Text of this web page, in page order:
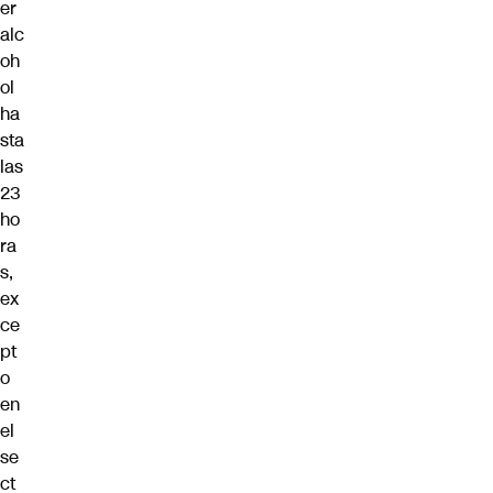
er
alc
oh
ol
ha
sta
las
23
ho
ra
s,
ex
ce
pt
o
en
el
se
ct